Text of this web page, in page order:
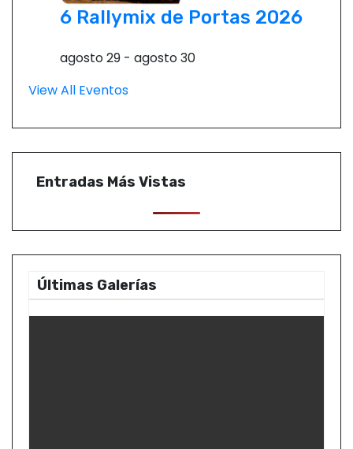
6 Rallymix de Portas 2026
agosto 29 - agosto 30
View All Eventos
Entradas Más Vistas
Últimas Galerías